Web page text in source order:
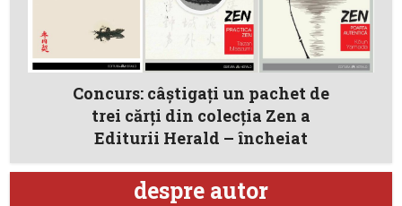
Concurs: câştigaţi un pachet de
trei cărţi din colecţia Zen a
Editurii Herald – încheiat
despre autor